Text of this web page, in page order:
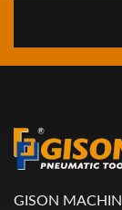
GISON